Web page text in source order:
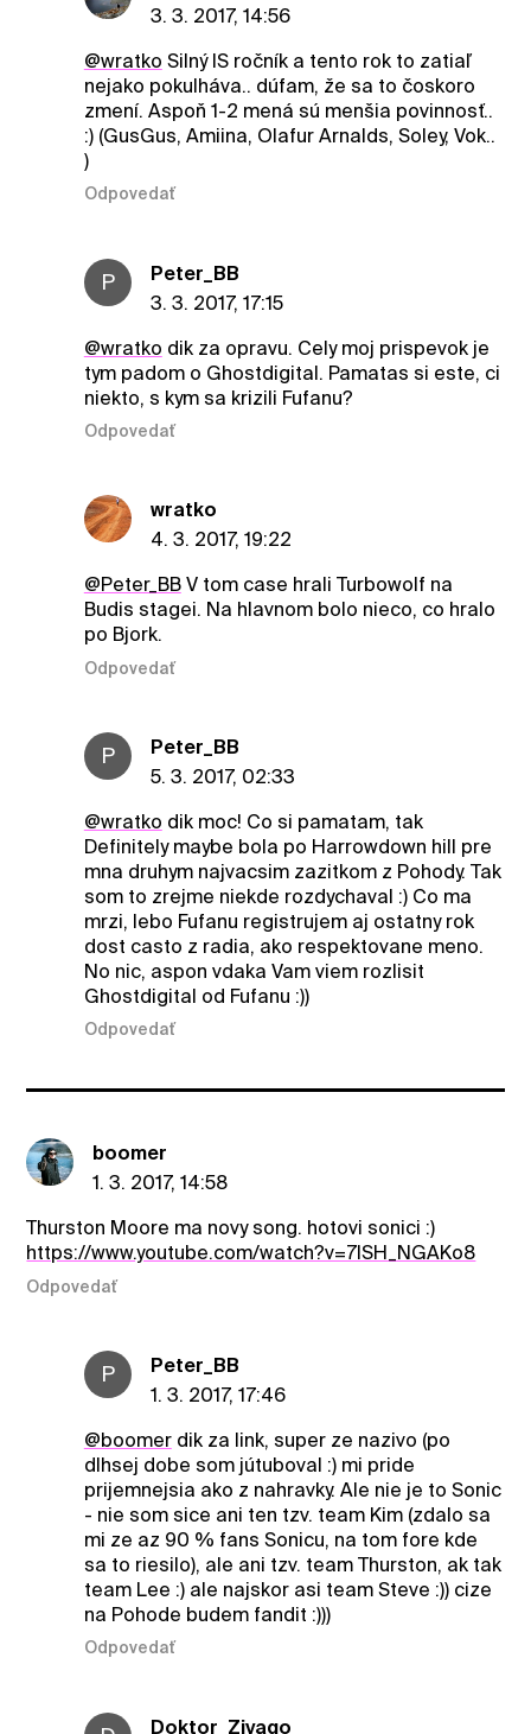
3. 3. 2017, 14:56
@wratko Silný IS ročník a tento rok to zatiaľ
nejako pokulháva.. dúfam, že sa to čoskoro
zmení. Aspoň 1-2 mená sú menšia povinnosť..
:) (GusGus, Amiina, Olafur Arnalds, Soley, Vok..
)
Odpovedať
P
Peter_BB
3. 3. 2017, 17:15
@wratko dik za opravu. Cely moj prispevok je
tym padom o Ghostdigital. Pamatas si este, ci
niekto, s kym sa krizili Fufanu?
Odpovedať
wratko
4. 3. 2017, 19:22
@Peter_BBV tom case hrali Turbowolf na
Budis stagei. Na hlavnom bolo nieco, co hralo
po Bjork.
Odpovedať
P
Peter_BB
5. 3. 2017, 02:33
@wratko dik moc! Co si pamatam, tak
Definitely maybe bola po Harrowdown hill pre
mna druhym najvacsim zazitkom z Pohody. Tak
som to zrejme niekde rozdychaval :) Co ma
mrzi, lebo Fufanu registrujem aj ostatny rok
dost casto z radia, ako respektovane meno.
No nic, aspon vdaka Vam viem rozlisit
Ghostdigital od Fufanu :))
Odpovedať
boomer
1. 3. 2017, 14:58
Thurston Moore ma novy song. hotovi sonici :)
https://www.youtube.com/watch?v=7lSH_NGAKo8
Odpovedať
P
Peter_BB
1. 3. 2017, 17:46
@boomerdik za link, super ze nazivo (po
dlhsej dobe som jútuboval :) mi pride
prijemnejsia ako z nahravky. Ale nie je to Sonic
- nie som sice ani ten tzv. team Kim (zdalo sa
mi ze az 90 % fans Sonicu, na tom fore kde
sa to riesilo), ale ani tzv. team Thurston, ak tak
team Lee :) ale najskor asi team Steve :)) cize
na Pohode budem fandit :)))
Odpovedať
Doktor_Zivago